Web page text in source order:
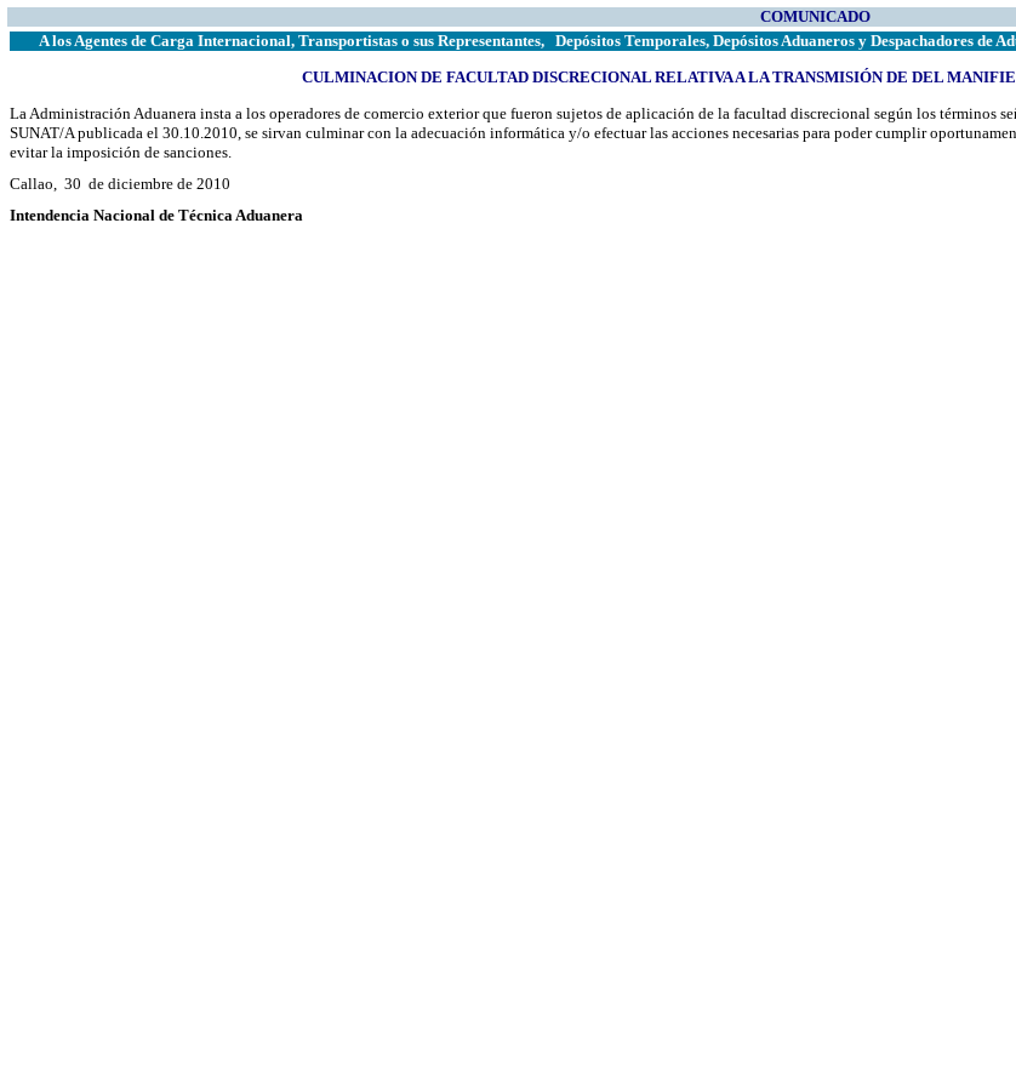
COMUNICADO
A los Agentes de Carga Internacional, Transportistas o sus Representantes, Depósitos Temporales, Depósitos Aduaneros y Despachadores de
CULMINACION DE FACULTAD DISCRECIONAL RELATIVA A LA TRANSMISIÓN DE DEL
La Administración Aduanera insta a los operadores de comercio exterior que fueron sujetos de aplicación de la facultad discrecional según los términos
SUNAT/A publicada el 30.10.2010, se sirvan culminar con la adecuación informática y/o efectuar las acciones necesarias para poder cumplir
evitar la imposición de sanciones.
Callao, 30 de diciembre de 2010
Intendencia Nacional de Técnica Aduanera